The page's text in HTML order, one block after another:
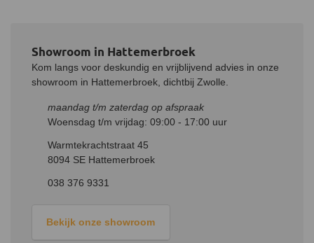
Wanneer je van een enkelwandige pijp over gaat tot een
dubbelwandige pijp heb je een aansluitstuk nodig.
Showroom in Hattemerbroek
Kom langs voor deskundig en vrijblijvend advies in onze
showroom in Hattemerbroek, dichtbij Zwolle.
maandag t/m zaterdag op afspraak
Woensdag t/m vrijdag: 09:00 - 17:00 uur
Warmtekrachtstraat 45
8094 SE Hattemerbroek
038 376 9331
Bekijk onze showroom